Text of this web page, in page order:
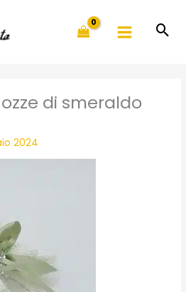
di smeraldo
2024